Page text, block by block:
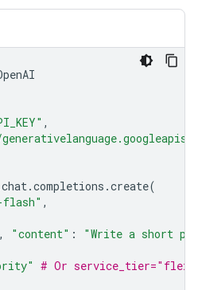
,
chat.completions .create(
flash" ,
, "content" :
"Write a short
# Or service_tier="flex"